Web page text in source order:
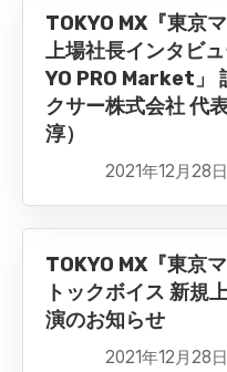
TOKYO MX『東京
上場社長インタビ
YO PRO Market」
クサー株式会社 代
淳）
2021年12月28日
TOKYO MX『東京
トックボイス 新規
演のお知らせ
2021年12月28日